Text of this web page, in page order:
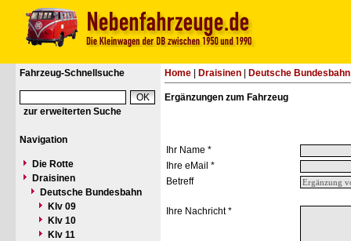
Fahrzeug-Schnellsuche
zur erweiterten Suche
Navigation
Die Rotte
Draisinen
Deutsche Bundesbahn
Klv 09
Klv 10
Klv 11
Home Draisinen Deutsche Bundesbahn
Ergänzungen zum Fahrzeug
Ihr Name *
Ihre eMail *
Betreff
Ihre Nachricht *